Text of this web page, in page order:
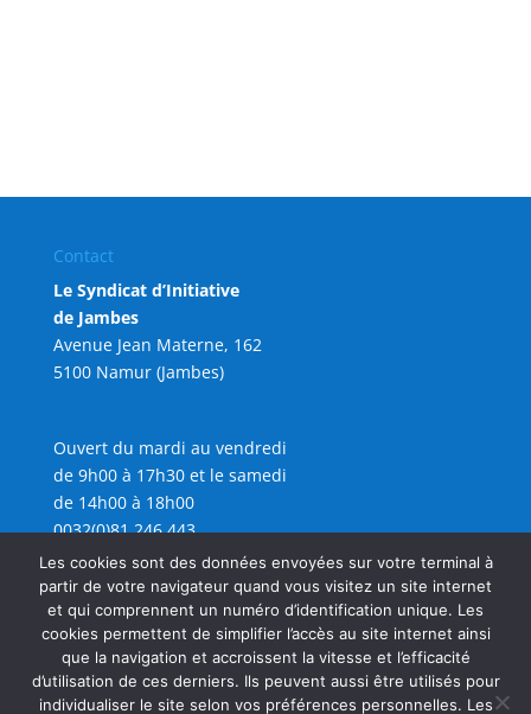
Contact
Le Syndicat d’Initiative
de Jambes
Avenue Jean Materne, 162
5100 Namur (Jambes)
Ouvert du mardi au vendredi
de 9h00 à 17h30 et le samedi
de 14h00 à 18h00
0032(0)81 246 443
info@sijambes.be
Les cookies sont des données envoyées sur votre terminal à
partir de votre navigateur quand vous visitez un site internet
et qui comprennent un numéro d’identification unique. Les
cookies permettent de simplifier l’accès au site internet ainsi
que la navigation et accroissent la vitesse et l’efficacité
d’utilisation de ces derniers. Ils peuvent aussi être utilisés pour
individualiser le site selon vos préférences personnelles. Les